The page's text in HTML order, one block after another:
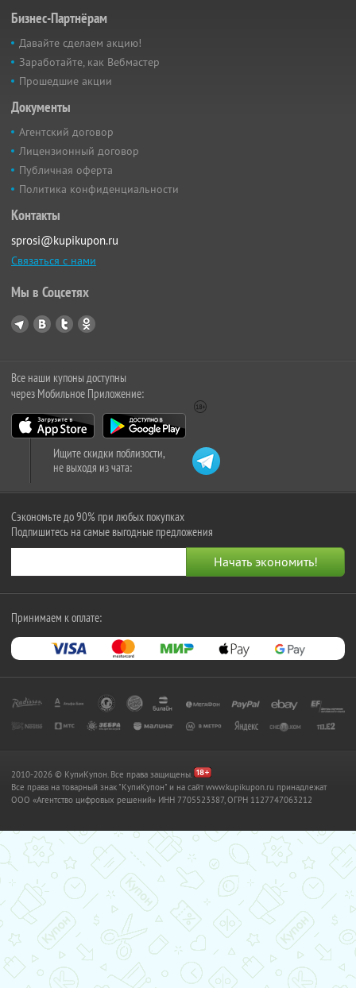
Бизнес-Партнёрам
Давайте сделаем акцию!
Заработайте, как Вебмастер
Прошедшие акции
Документы
Агентский договор
Лицензионный договор
Публичная оферта
Политика конфиденциальности
Контакты
sprosi@kupikupon.ru
Связаться с нами
Мы в Соцсетях
Все наши купоны доступны
через Мобильное Приложение:
Ищите скидки поблизости,
не выходя из чата:
Сэкономьте до 90% при любых покупках
Подпишитесь на самые выгодные предложения
Принимаем к оплате:
2010-2026 © КупиКупон. Все права защищены.
Все права на товарный знак "КупиКупон" и на сайт www.kupikupon.ru принадлежат
OOO «Агентство цифровых решений» ИНН 7705523387, ОГРН 1127747063212